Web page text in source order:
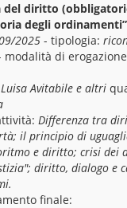
del diritto
degli
2025 - tipologia:
modalità di
Luisa Avitabile e altri
Differenza tra
il principio di
e diritto; crisi dei
diritto, dialogo e
finale: